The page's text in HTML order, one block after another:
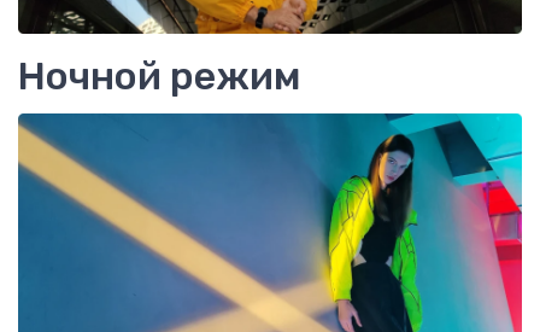
Ночной режим